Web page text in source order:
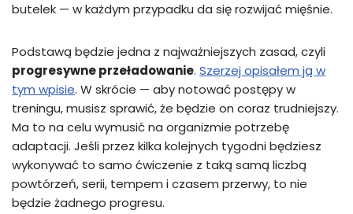
butelek — w każdym przypadku da się rozwijać mięśnie.
Podstawą będzie jedna z najważniejszych zasad, czyli
progresywne przeładowanie. Szerzej opisałem ją w
tym wpisie. W skrócie — aby notować postępy w
treningu, musisz sprawić, że będzie on coraz trudniejszy.
Ma to na celu wymusić na organizmie potrzebę
adaptacji. Jeśli przez kilka kolejnych tygodni będziesz
wykonywać to samo ćwiczenie z taką samą liczbą
powtórzeń, serii, tempem i czasem przerwy, to nie
będzie żadnego progresu.